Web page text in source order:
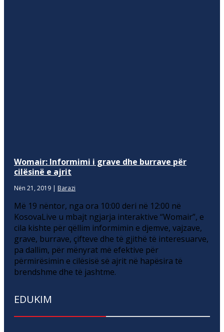
Womair: Informimi i grave dhe burrave për
cilësinë e ajrit
Nën 21, 2019 | Barazi
Më 19 nëntor, nga ora 10:00 deri në 12:00 në
KosovaLive u mbajt ngjarja interaktive “Womair”, e
cila kishte për qëllim informimin e djemve, vajzave,
grave, burrave, çifteve dhe të gjithë të interesuarve,
pa dallim, për mënyrat më efektive për
përmirësimin e cilësisë së ajrit në hapësira të
brendshme dhe të jashtme.
EDUKIM